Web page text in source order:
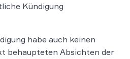
Kündigung
habe auch keinen
behaupteten Absichten der